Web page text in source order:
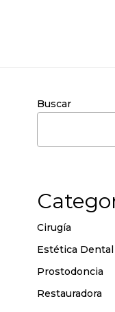
Buscar
Cirugía
Estética Dental
Prostodoncia
Restauradora